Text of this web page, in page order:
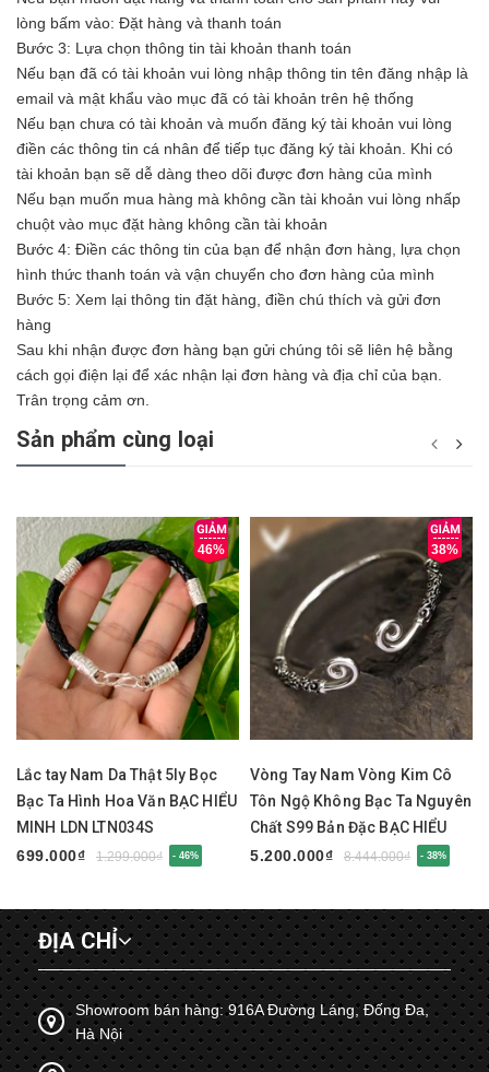
lòng bấm vào: Đặt hàng và thanh toán
Bước 3: Lựa chọn thông tin tài khoản thanh toán
Nếu bạn đã có tài khoản vui lòng nhập thông tin tên đăng nhập là
email và mật khẩu vào mục đã có tài khoản trên hệ thống
Nếu bạn chưa có tài khoản và muốn đăng ký tài khoản vui lòng
điền các thông tin cá nhân để tiếp tục đăng ký tài khoản. Khi có
tài khoản bạn sẽ dễ dàng theo dõi được đơn hàng của mình
Nếu bạn muốn mua hàng mà không cần tài khoản vui lòng nhấp
chuột vào mục đặt hàng không cần tài khoản
Bước 4: Điền các thông tin của bạn để nhận đơn hàng, lựa chọn
hình thức thanh toán và vận chuyển cho đơn hàng của mình
Bước 5: Xem lại thông tin đặt hàng, điền chú thích và gửi đơn
hàng
Sau khi nhận được đơn hàng bạn gửi chúng tôi sẽ liên hệ bằng
cách gọi điện lại để xác nhận lại đơn hàng và địa chỉ của bạn.
Trân trọng cảm ơn.
Sản phẩm cùng loại
46%
Lắc tay Nam Da Thật 5ly Bọc
Bạc Ta Hình Hoa Văn BẠC HIỂU
MINH LDN LTN034S
699.000₫
1.299.000₫ - 46%
38%
Vòng Tay Nam Vòng Kim Cô
Tôn Ngộ Không Bạc Ta Nguyên
Chất S99 Bản Đặc BẠC HIỂU
MINH LTN047S
5.200.000₫ 8.444.000₫ - 38%
ĐỊA CHỈ
Showroom bán hàng: 916A Đường Láng, Đống Đa,
Hà Nội